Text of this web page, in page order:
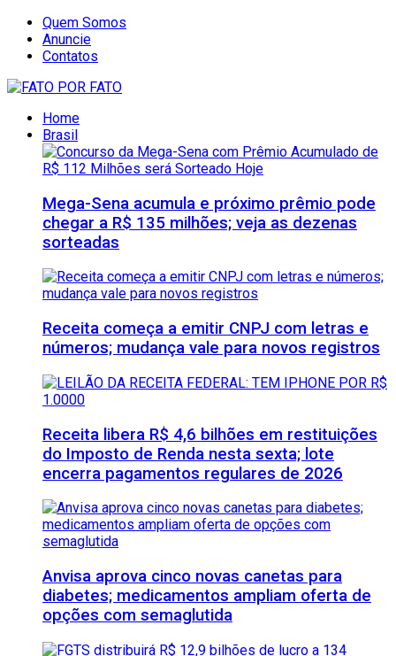
Quem Somos
Anuncie
Contatos
Home
Brasil
Mega-Sena acumula e próximo prêmio pode
chegar a R$ 135 milhões; veja as dezenas
sorteadas
Receita começa a emitir CNPJ com letras e
números; mudança vale para novos registros
Receita libera R$ 4,6 bilhões em restituições
do Imposto de Renda nesta sexta; lote
encerra pagamentos regulares de 2026
Anvisa aprova cinco novas canetas para
diabetes; medicamentos ampliam oferta de
opções com semaglutida